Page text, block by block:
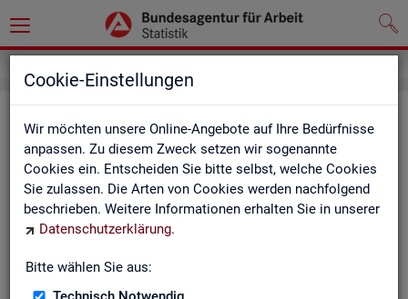
Cookie-Einstellungen
Wir möchten unsere Online-Angebote auf Ihre Bedürfnisse
anpassen. Zu diesem Zweck setzen wir sogenannte
Cookies ein. Entscheiden Sie bitte selbst, welche Cookies
Sie zulassen. Die Arten von Cookies werden nachfolgend
beschrieben. Weitere Informationen erhalten Sie in unserer
Datenschutzerklärung.
Bitte wählen Sie aus:
Ge­mein­de­da­ten der so­zi­al­ver­si­che­
rungs­pflich­tig Be­schäf­tig­ten nach
Wohn- und Ar­beits­ort - Deutsch­
land, Län­der, Krei­se und Ge­mein­den
(Jah­res­zah­len)
Die Ta­bel­len er­schei­nen jähr­lich und ent­hal­ten In­for­ma­tio­nen
über Be­stand, Ar­beits­ort, Wohn­ort, Ge­schlecht, Äl­te­re, Aus­